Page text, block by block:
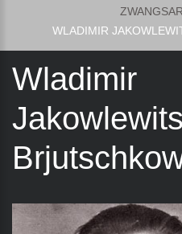
WLADIMIR
Wladimir